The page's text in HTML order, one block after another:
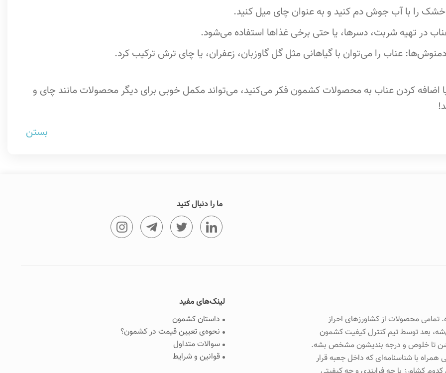
را با آب جوش دم کنید و به عنوان چای میل کنید.
در تهیه شربت، دسرها، یا حتی برخی غذاها استفاده می‌شود.
عناب را می‌توان با گیاهانی مثل گل گاوزبان، زعفران، یا چای ترش ترکیب کرد.
اضافه کردن عناب به محصولات کشمون فکر می‌کنید، می‌تواند مکمل خوبی برای دیگر محصولات مانند چای و
بستن
ما را دنبال کنید
محصولات از کشاورزهای احراز
بعد توسط تیم کنترل کیفیت کشمون
تا خلوص و درجه بندیشون مشخص بشه.
با شناسنامه‌ای که داخل جعبه قرار
لینک‌های مفید
داستان کشمون
نحوه‌ی تعیین قیمت در کشمون؟
سوالات متداول
قوانین و شرایط